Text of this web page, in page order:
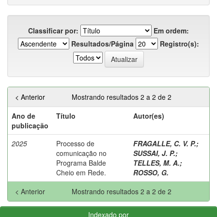
Classificar por:
Em ordem:
Resultados/Página
Registro(s):
Mostrando resultados 2 a 2 de 2
< Anterior
Ano de
publicação
Título Autor(es)
2025
Processo de
comunicação no
Programa Balde
Cheio em Rede.
FRAGALLE, C. V. P.;
SUSSAI, J. P.;
TELLES, M. A.;
ROSSO, G.
Mostrando resultados 2 a 2 de 2
< Anterior
Indexado por